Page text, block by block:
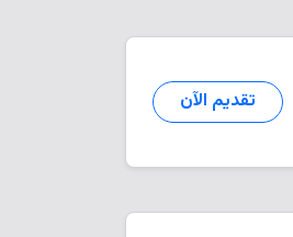
تقديم الآن